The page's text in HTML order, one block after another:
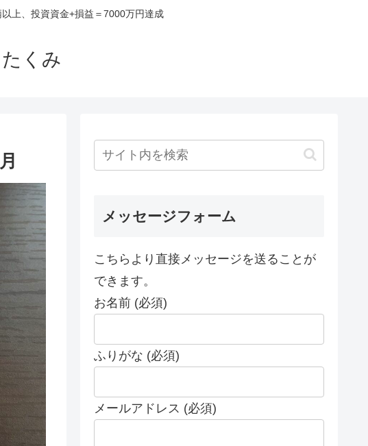
上、投資資金+損益＝7000万円達成
くみ
メッセージフォーム
こちらより直接メッセージを送ることが
できます。
お名前 (必須)
ふりがな (必須)
メールアドレス (必須)